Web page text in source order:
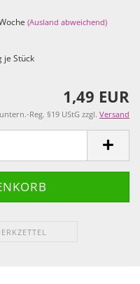
(Ausland abweichend)
je Stück
1,49 EUR
Reg. §19 UStG zzgl. Versand